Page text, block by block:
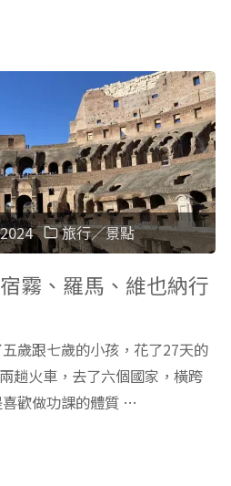
旅行／景點
霧、羅馬、維也納行
歲跟七歲的小孩，花了27天的
趟火車，去了六個國家，橫跨
歡做功課的體質 …